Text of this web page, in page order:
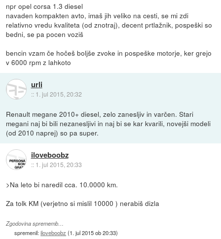
npr opel corsa 1.3 diesel
navaden kompakten avto, imaš jih veliko na cesti, se mi zdi
relativno vredu kvaliteta (od znotraj), decent prtlažnik, pospeški so
bedni, se pa pocen voziš
bencin vzam če hočeš boljše zvoke in pospeške motorje, ker grejo
v 6000 rpm z lahkoto
urli
:: 1. jul 2015, 20:32
Renault megane 2010+ diesel, zelo zanesljiv in varčen. Stari
megani naj bi bili nezanesljivi in naj bi se kar kvarili, novejši modeli
(od 2010 naprej) so pa super.
iloveboobz
:: 1. jul 2015, 20:33
>Na leto bi naredil cca. 10.0000 km.
Za tolk KM (verjetno si mislil 10000 ) nerabiš dizla
Zgodovina sprememb…
spremenil:iloveboobz (1. jul 2015 ob 20:33)